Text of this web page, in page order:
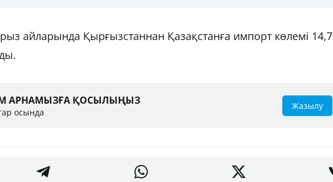
айларында Қырғызстаннан Қазақстанға импорт көлемі 14,7
АРНАМЫЗҒА ҚОСЫЛЫҢЫЗ
осында
Жазылу